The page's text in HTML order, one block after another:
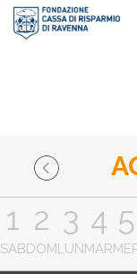
1
SAB
2
DOM
3
LUN
4
MAR
5